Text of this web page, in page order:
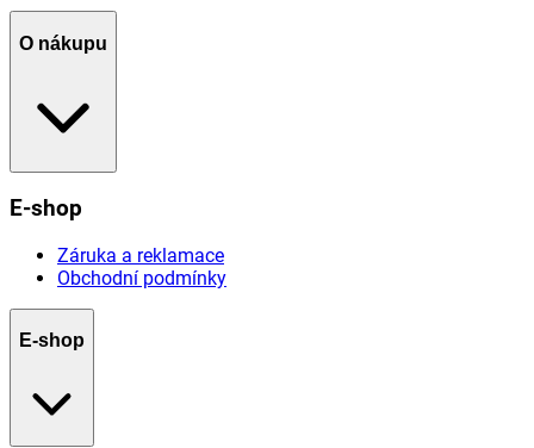
O nákupu
E-shop
Záruka a reklamace
Obchodní podmínky
E-shop